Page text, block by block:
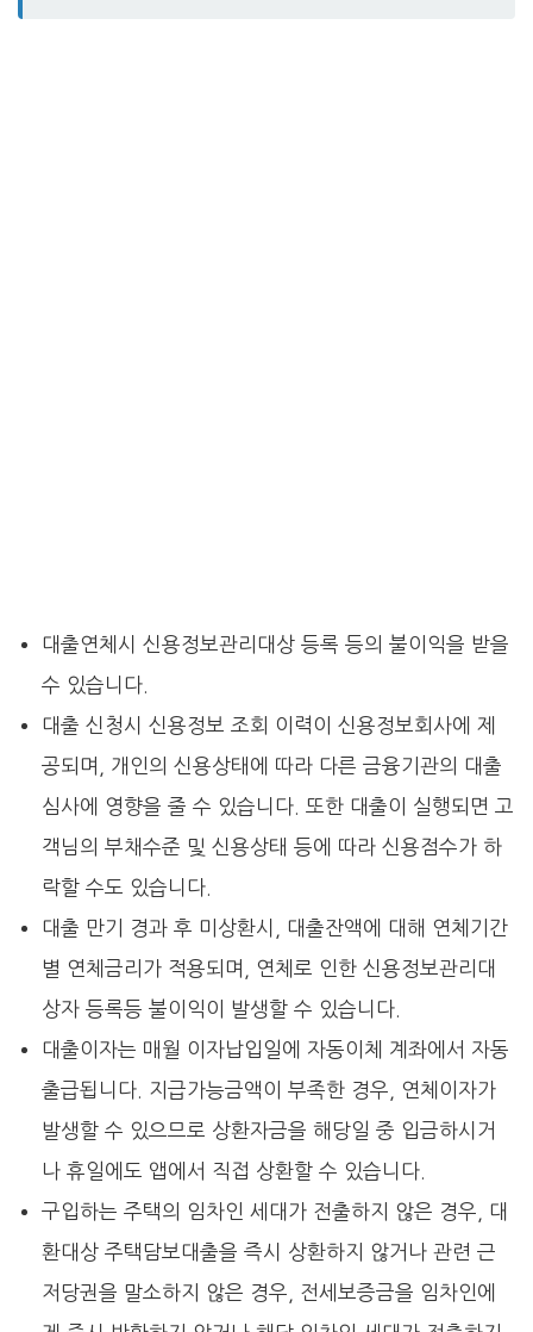
대출연체시 신용정보관리대상 등록 등의 불이익을 받을
수 있습니다.
대출 신청시 신용정보 조회 이력이 신용정보회사에 제
공되며, 개인의 신용상태에 따라 다른 금융기관의 대출
심사에 영향을 줄 수 있습니다. 또한 대출이 실행되면 고
객님의 부채수준 및 신용상태 등에 따라 신용점수가 하
락할 수도 있습니다.
대출 만기 경과 후 미상환시, 대출잔액에 대해 연체기간
별 연체금리가 적용되며, 연체로 인한 신용정보관리대
상자 등록등 불이익이 발생할 수 있습니다.
대출이자는 매월 이자납입일에 자동이체 계좌에서 자동
출급됩니다. 지급가능금액이 부족한 경우, 연체이자가
발생할 수 있으므로 상환자금을 해당일 중 입금하시거
나 휴일에도 앱에서 직접 상환할 수 있습니다.
구입하는 주택의 임차인 세대가 전출하지 않은 경우, 대
환대상 주택담보대출을 즉시 상환하지 않거나 관련 근
저당권을 말소하지 않은 경우, 전세보증금을 임차인에